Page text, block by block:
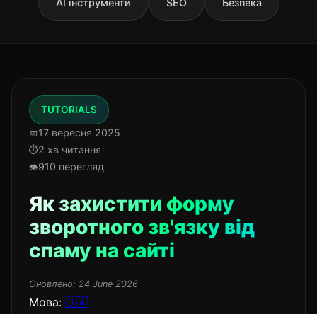
AI інструменти SEO Безпека
TUTORIALS
17 вересня 2025
2 хв читання
910 перегляд
Як захистити форму
зворотного зв'язку від
спаму на сайті
Оновлено: 24 June 2026
Мова: 🇺🇦